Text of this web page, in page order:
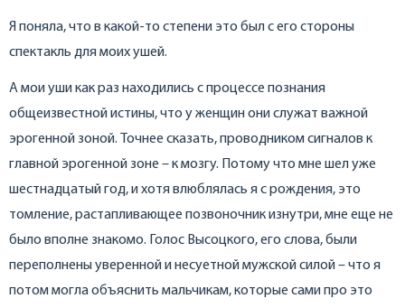
Я поняла, что в какой-то степени это был с его стороны
спектакль для моих ушей.
А мои уши как раз находились с процессе познания
общеизвестной истины, что у женщин они служат важной
эрогенной зоной. Точнее сказать, проводником сигналов к
главной эрогенной зоне – к мозгу. Потому что мне шел уже
шестнадцатый год, и хотя влюблялась я с рождения, это
томление, растапливающее позвоночник изнутри, мне еще не
было вполне знакомо. Голос Высоцкого, его слова, были
переполнены уверенной и несуетной мужской силой – что я
потом могла объяснить мальчикам, которые сами про это